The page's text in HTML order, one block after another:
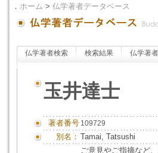
． ホーム > 仏学著者データベース
仏学著者検索 検索結果 仏学著
玉井達士
著者番号 109729
別名： Tamai, Tatsushi
ご意見やご指摘など